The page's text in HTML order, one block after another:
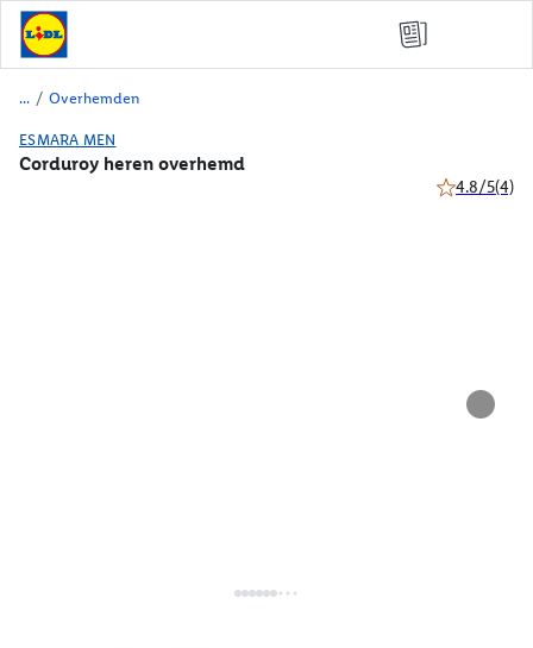
/ Overhemden
ESMARA MEN
Corduroy heren overhemd
4.8/5(4)